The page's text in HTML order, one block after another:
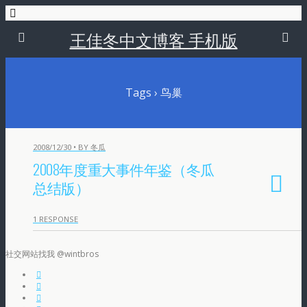
王佳冬中文博客 手机版
Tags › 鸟巢
2008/12/30 • BY 冬瓜
2008年度重大事件年鉴（冬瓜
总结版）
1 RESPONSE
社交网站找我 @wintbros